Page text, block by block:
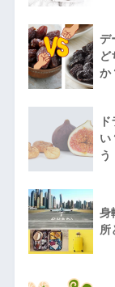
デ
ど
か
い
う
身
所